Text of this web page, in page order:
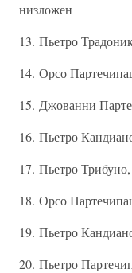
низложен
13. Пьетро
14. Орсо
15. Джованни
16. Пьетро
17. Пьетро
18. Орсо
19. Пьетро
20. Пьетро